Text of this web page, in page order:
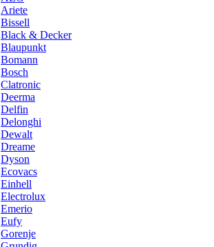
Ariete
Bissell
Black & Decker
Blaupunkt
Bomann
Bosch
Clatronic
Deerma
Delfin
Delonghi
Dewalt
Dreame
Dyson
Ecovacs
Einhell
Electrolux
Emerio
Eufy
Gorenje